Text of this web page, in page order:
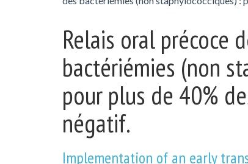
Relais oral précoce
bactériémies (non
pour plus de 40%
négatif.
Implementation of an early